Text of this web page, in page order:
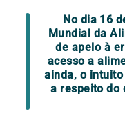
No dia 16
Mundial da
de apelo à
acesso a
ainda, o
a respeito do